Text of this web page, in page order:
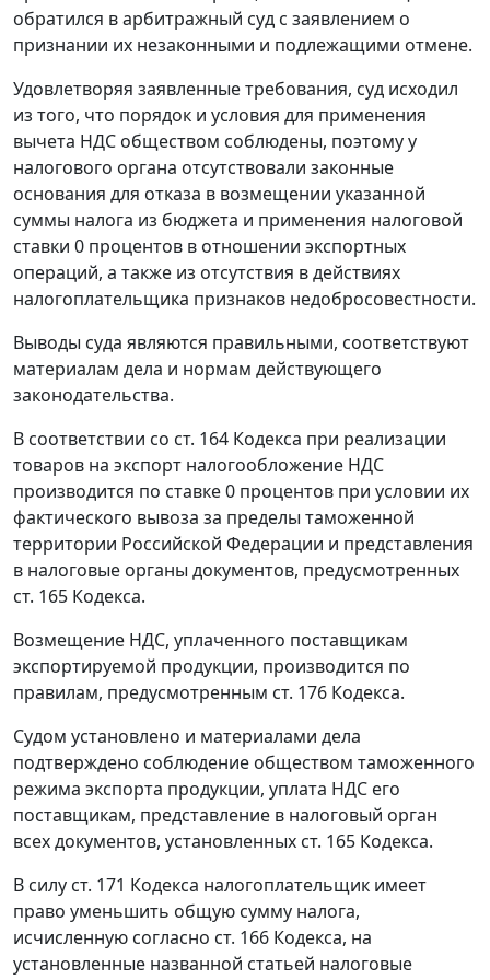
обратился в арбитражный суд с заявлением о
признании их незаконными и подлежащими отмене.
Удовлетворяя заявленные требования, суд исходил
из того, что порядок и условия для применения
вычета НДС обществом соблюдены, поэтому у
налогового органа отсутствовали законные
основания для отказа в возмещении указанной
суммы налога из бюджета и применения налоговой
ставки 0 процентов в отношении экспортных
операций, а также из отсутствия в действиях
налогоплательщика признаков недобросовестности.
Выводы суда являются правильными, соответствуют
материалам дела и нормам действующего
законодательства.
В соответствии со ст. 164 Кодекса при реализации
товаров на экспорт налогообложение НДС
производится по ставке 0 процентов при условии их
фактического вывоза за пределы таможенной
территории Российской Федерации и представления
в налоговые органы документов, предусмотренных
ст. 165 Кодекса.
Возмещение НДС, уплаченного поставщикам
экспортируемой продукции, производится по
правилам, предусмотренным ст. 176 Кодекса.
Судом установлено и материалами дела
подтверждено соблюдение обществом таможенного
режима экспорта продукции, уплата НДС его
поставщикам, представление в налоговый орган
всех документов, установленных ст. 165 Кодекса.
В силу ст. 171 Кодекса налогоплательщик имеет
право уменьшить общую сумму налога,
исчисленную согласно ст. 166 Кодекса, на
установленные названной статьей налоговые